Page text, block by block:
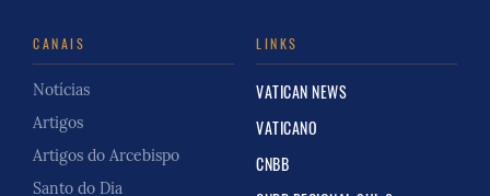
CANAIS
Notícias
Artigos
Artigos do Arcebispo
Santo do Dia
LINKS
VATICAN NEWS
VATICANO
CNBB